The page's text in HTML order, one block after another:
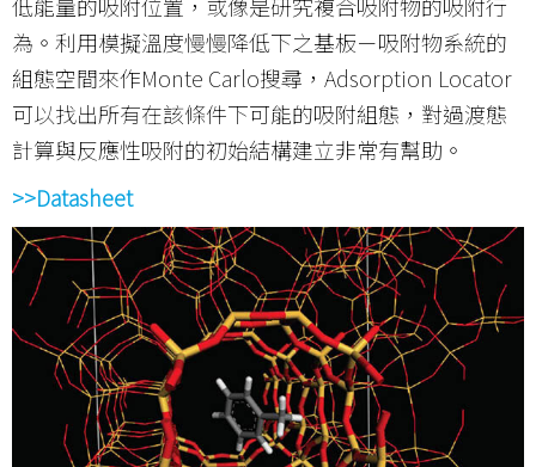
為。利用模擬溫度慢慢降低下之基板－吸附物系統的
組態空間來作Monte Carlo搜尋，Adsorption Locator
可以找出所有在該條件下可能的吸附組態，對過渡態
計算與反應性吸附的初始結構建立非常有幫助。
>>Datasheet